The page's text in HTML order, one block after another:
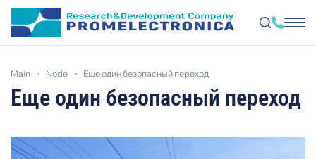
main
main node еще один безопасный переход
Еще один безопасный переход